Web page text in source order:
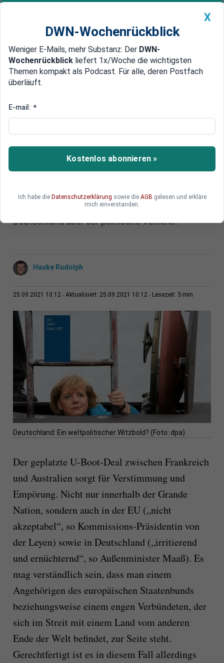
Newsticker MEIN DWN: Geldanlage Premium
Edelmetalle DWN-Magazin China
Sorge um Arbeitsplätze
Die Kündigung des französisch-
australischen U-Boot-Vertrags:
Deutschlands Schwäche wird
schonungslos offengelegt
warum Frankreich der wirtschaftliche Verlierer
des geplatzten U-Boot-Geschäfts ist -
Deutschland aber der politische Verlierer.
Hauke Rudolph
25.09.2021 10:12 Aktualisiert: 25.09.2021 10:12 Lesezeit: 5 min
Deutschland: Ein weltpolitischer Witzbold? (Foto: dpa)
Der geplatzte U-Boot-Deal zwischen Frankreich
und Australien sorgt für Verstimmung und
Empörung. Nicht nur innerhalb der Grande
Nation, sondern auch in der EU („nicht
akzeptabel“, so Kommissions-Präsidentin von
der Leyen) sowie in Deutschland („irritierend
und ernüchternd“, so Außenminister Maaß). Es
mag verständlich sein, dass man einem
Angehörigen des europäischen Staatenbunds
beziehungsweise einem engen Verbündeten, der
sich im Streit mit einem Land vom anderen
Ende der Welt befindet, zur Seite steht.
Gerechtfertigt ist es in diesem Fall allerdings
X
DWN-Wochenrückblick
Weniger E-Mails, mehr Substanz: Der DWN-
Wochenrückblick liefert 1x/Woche die wichtigsten
Themen kompakt als Podcast. Für alle, deren Postfach
überläuft.
E-mail: *
Kostenlos abonnieren »
Ich habe die Datenschutzerklärung sowie die AGB gelesen und erkläre
mich einverstanden.